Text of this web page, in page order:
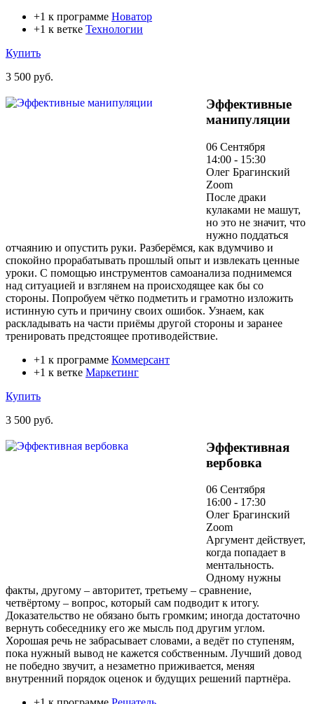
+1 к программе Новатор
+1 к ветке Технологии
Купить
3 500 руб.
Эффективные
манипуляции
06 Сентября
14:00 - 15:30
Олег Брагинский
Zoom
После драки
кулаками не машут,
но это не значит, что
нужно поддаться
отчаянию и опустить руки. Разберёмся, как вдумчиво и
спокойно прорабатывать прошлый опыт и извлекать ценные
уроки. С помощью инструментов самоанализа поднимемся
над ситуацией и взглянем на происходящее как бы со
стороны. Попробуем чётко подметить и грамотно изложить
истинную суть и причину своих ошибок. Узнаем, как
раскладывать на части приёмы другой стороны и заранее
тренировать предстоящее противодействие.
+1 к программе Коммерсант
+1 к ветке Маркетинг
Купить
3 500 руб.
Эффективная
вербовка
06 Сентября
16:00 - 17:30
Олег Брагинский
Zoom
Аргумент действует,
когда попадает в
ментальность.
Одному нужны
факты, другому – авторитет, третьему – сравнение,
четвёртому – вопрос, который сам подводит к итогу.
Доказательство не обязано быть громким; иногда достаточно
вернуть собеседнику его же мысль под другим углом.
Хорошая речь не забрасывает словами, а ведёт по ступеням,
пока нужный вывод не кажется собственным. Лучший довод
не победно звучит, а незаметно приживается, меняя
внутренний порядок оценок и будущих решений партнёра.